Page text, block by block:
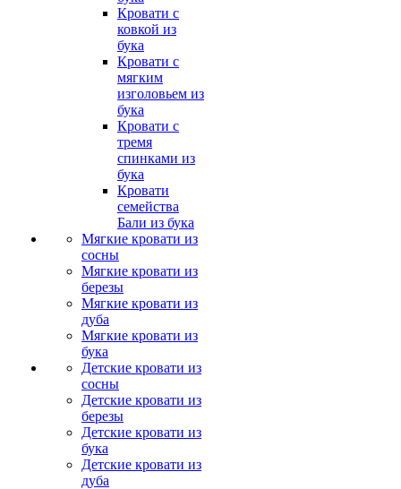
Кровати с
ковкой из
бука
Кровати с
мягким
изголовьем из
бука
Кровати с
тремя
спинками из
бука
Кровати
семейства
Бали из бука
Мягкие кровати из
сосны
Мягкие кровати из
березы
Мягкие кровати из
дуба
Мягкие кровати из
бука
Детские кровати из
сосны
Детские кровати из
березы
Детские кровати из
бука
Детские кровати из
дуба